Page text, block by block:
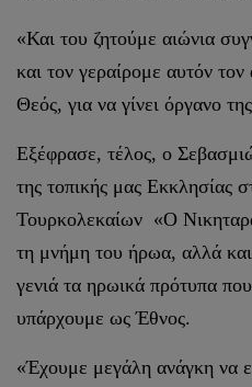
«Και του ζητούμε αιώνια
και τον γεραίρομε αυτόν
Θεός, για να γίνει όργανο
Εξέφρασε, τέλος, ο
της τοπικής μας Εκκλησίας
Τουρκολεκαίων «Ο
τη μνήμη του ήρωα, αλλά
γενιά τα ηρωικά πρότυπα
υπάρχουμε ως Έθνος.
«Έχουμε μεγάλη ανάγκη να